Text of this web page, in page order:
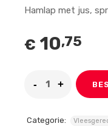
Hamlap met jus,
€ 10,75
Categorie: